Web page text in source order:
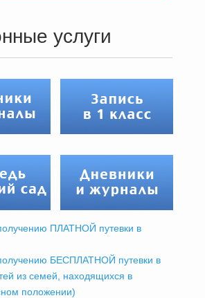
услуги
ПЛАТНОЙ путевки в
БЕСПЛАТНОЙ путевки в
из семей, находящихся в
положении)